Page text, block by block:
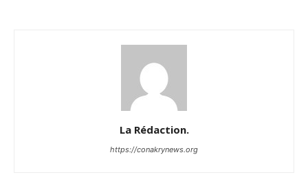
La Rédaction.
https://conakrynews.org